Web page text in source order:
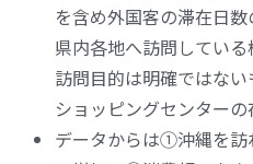
を含め外国客の滞在日
県内各地へ訪問してい
訪問目的は明確ではな
ショッピングセンターの
データからは①沖縄を訪